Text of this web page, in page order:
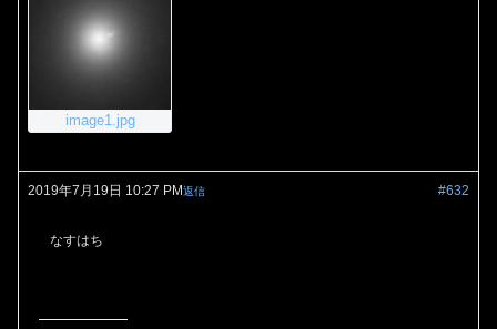
image1.jpg
2019年7月19日 10:27 PM #632
返信
なすはち